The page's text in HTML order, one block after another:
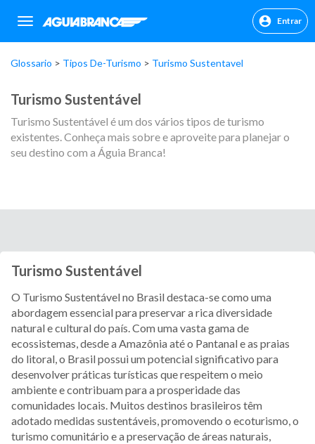
sr.header.toggle.navigation Entrar
Glossario Tipos De-Turismo Turismo Sustentavel
Turismo Sustentável
Turismo Sustentável é um dos vários tipos de turismo
existentes. Conheça mais sobre e aproveite para planejar o
seu destino com a Águia Branca!
Turismo Sustentável
O Turismo Sustentável no Brasil destaca-se como uma
abordagem essencial para preservar a rica diversidade
natural e cultural do país. Com uma vasta gama de
ecossistemas, desde a Amazônia até o Pantanal e as praias
do litoral, o Brasil possui um potencial significativo para
desenvolver práticas turísticas que respeitem o meio
ambiente e contribuam para a prosperidade das
comunidades locais. Muitos destinos brasileiros têm
adotado medidas sustentáveis, promovendo o ecoturismo, o
turismo comunitário e a preservação de áreas naturais,